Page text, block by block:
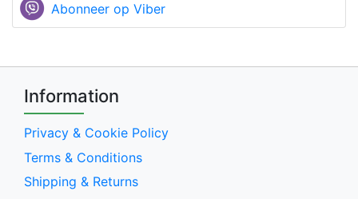
Abonneer op Viber
Information
Privacy & Cookie Policy
Terms & Conditions
Shipping & Returns